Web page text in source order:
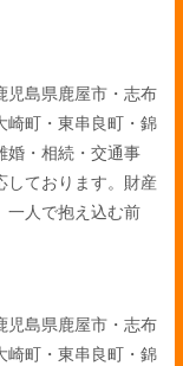
児島県鹿屋市・志布
崎町・東串良町・錦
婚・相続・交通事
しております。財産
一人で抱え込む前
児島県鹿屋市・志布
崎町・東串良町・錦